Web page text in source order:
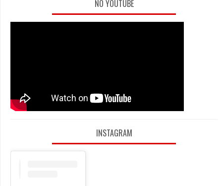
NO YOUTUBE
INSTAGRAM